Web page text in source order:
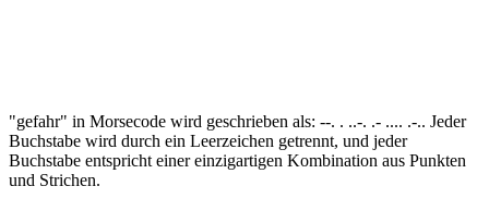
"gefahr" in Morsecode wird geschrieben als: --. . ..-. .- .... .-.. Jeder
Buchstabe wird durch ein Leerzeichen getrennt, und jeder
Buchstabe entspricht einer einzigartigen Kombination aus Punkten
und Strichen.